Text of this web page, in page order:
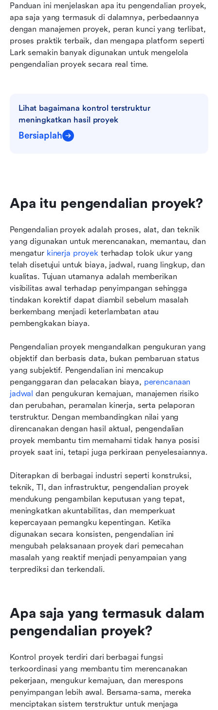
Panduan ini menjelaskan apa itu pengendalian proyek,
apa saja yang termasuk di dalamnya, perbedaannya
dengan manajemen proyek, peran kunci yang terlibat,
proses praktik terbaik, dan mengapa platform seperti
Lark semakin banyak digunakan untuk mengelola
pengendalian proyek secara real time.
Lihat bagaimana kontrol terstruktur
meningkatkan hasil proyek
Bersiaplah
Apa itu pengendalian proyek?
Pengendalian proyek adalah proses, alat, dan teknik
yang digunakan untuk merencanakan, memantau, dan
mengatur kinerja proyek terhadap tolok ukur yang
telah disetujui untuk biaya, jadwal, ruang lingkup, dan
kualitas. Tujuan utamanya adalah memberikan
visibilitas awal terhadap penyimpangan sehingga
tindakan korektif dapat diambil sebelum masalah
berkembang menjadi keterlambatan atau
pembengkakan biaya.
Pengendalian proyek mengandalkan pengukuran yang
objektif dan berbasis data, bukan pembaruan status
yang subjektif. Pengendalian ini mencakup
penganggaran dan pelacakan biaya, perencanaan
jadwal dan pengukuran kemajuan, manajemen risiko
dan perubahan, peramalan kinerja, serta pelaporan
terstruktur. Dengan membandingkan nilai yang
direncanakan dengan hasil aktual, pengendalian
proyek membantu tim memahami tidak hanya posisi
proyek saat ini, tetapi juga perkiraan penyelesaiannya.
Diterapkan di berbagai industri seperti konstruksi,
teknik, TI, dan infrastruktur, pengendalian proyek
mendukung pengambilan keputusan yang tepat,
meningkatkan akuntabilitas, dan memperkuat
kepercayaan pemangku kepentingan. Ketika
digunakan secara konsisten, pengendalian ini
mengubah pelaksanaan proyek dari pemecahan
masalah yang reaktif menjadi penyampaian yang
terprediksi dan terkendali.
Apa saja yang termasuk dalam
pengendalian proyek?
Kontrol proyek terdiri dari berbagai fungsi
terkoordinasi yang membantu tim merencanakan
pekerjaan, mengukur kemajuan, dan merespons
penyimpangan lebih awal. Bersama-sama, mereka
menciptakan sistem terstruktur untuk menjaga